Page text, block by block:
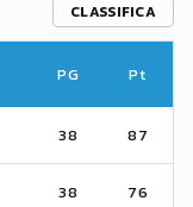
CLASSIFICA
PG Pt
38 87
38 76